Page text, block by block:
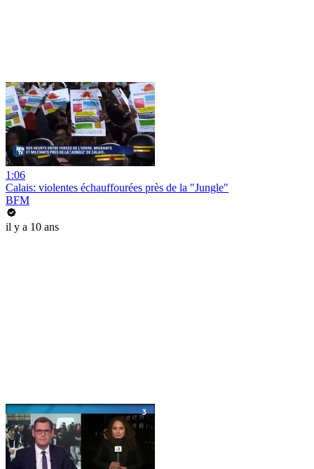
1:06
Calais: violentes échauffourées près de la "Jungle"
BFM
il y a 10 ans